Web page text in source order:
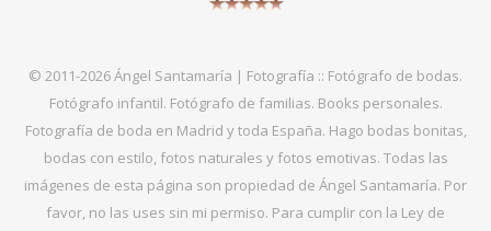
© 2011-2026 Ángel Santamaría | Fotografía :: Fotógrafo de bodas.
Fotógrafo infantil. Fotógrafo de familias. Books personales.
Fotografía de boda en Madrid y toda España. Hago bodas bonitas,
bodas con estilo, fotos naturales y fotos emotivas. Todas las
imágenes de esta página son propiedad de Ángel Santamaría. Por
favor, no las uses sin mi permiso. Para cumplir con la Ley de